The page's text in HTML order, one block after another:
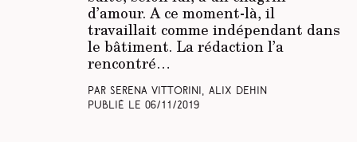
d’amour. A ce moment-là, il
travaillait comme indépendant dans
le bâtiment. La rédaction l’a
rencontré…
Par Serena Vittorini, Alix Dehin
Publié le 06/11/2019